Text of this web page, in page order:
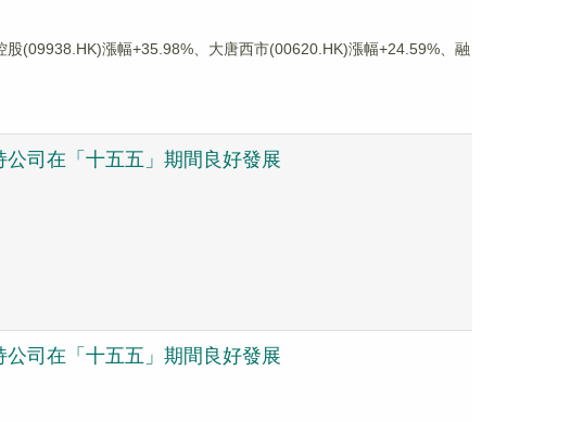
(09938.HK)漲幅+35.98%、大唐西市(00620.HK)漲幅+24.59%、融
司在「十五五」期間良好發展
司在「十五五」期間良好發展